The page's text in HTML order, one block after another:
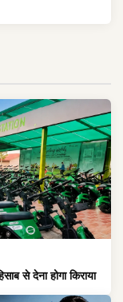
से देना होगा किराया